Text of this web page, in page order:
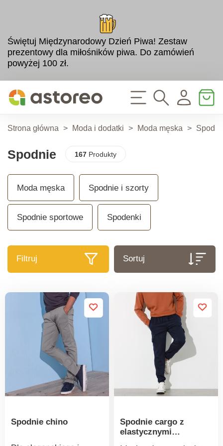
Świętuj Międzynarodowy Dzień Piwa! Zestaw
prezentowy dla miłośników piwa. Do zamówień
powyżej 100 zł.
Strona główna > Moda i dodatki > Moda męska >
Spodnie 167Produkty
Moda męska Spodnie i szorty
Spodnie sportowe Spodenki
Filtruj Sortuj
Spodnie chino
Spodnie cargo z
elastycznymi